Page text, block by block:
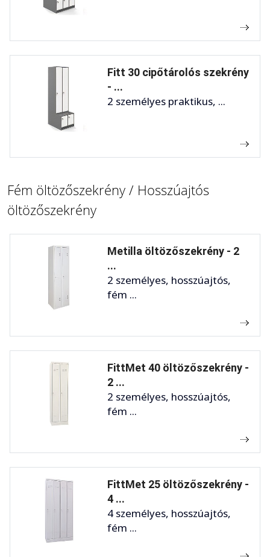
Fitt 30 cipőtárolós szekrény
- ...
2 személyes praktikus, ...
Fém öltözőszekrény / Hosszúajtós
öltözőszekrény
Metilla öltözőszekrény - 2
...
2 személyes, hosszúajtós,
fém ...
FittMet 40 öltözőszekrény -
2 ...
2 személyes, hosszúajtós,
fém ...
FittMet 25 öltözőszekrény -
4 ...
4 személyes, hosszúajtós,
fém ...